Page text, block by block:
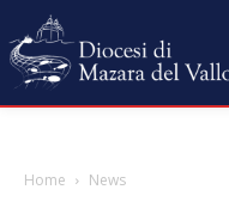
Home News